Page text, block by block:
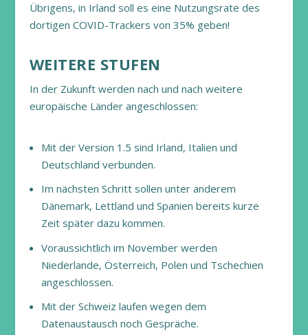
Übrigens, in Irland soll es eine Nutzungsrate des
dortigen COVID-Trackers von 35% geben!
WEITERE STUFEN
In der Zukunft werden nach und nach weitere
europäische Länder angeschlossen:
Mit der Version 1.5 sind Irland, Italien und
Deutschland verbunden.
Im nächsten Schritt sollen unter anderem
Dänemark, Lettland und Spanien bereits kurze
Zeit später dazu kommen.
Voraussichtlich im November werden
Niederlande, Österreich, Polen und Tschechien
angeschlossen.
Mit der Schweiz laufen wegen dem
Datenaustausch noch Gespräche.